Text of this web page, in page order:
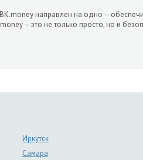
направлен на одно –
– это не только просто, но и
Иркутск
Самара